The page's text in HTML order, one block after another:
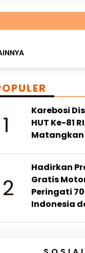
1
Karebosi
HUT Ke-81
Matangkan
2
Hadirkan
Gratis
Peringati
Indonesia